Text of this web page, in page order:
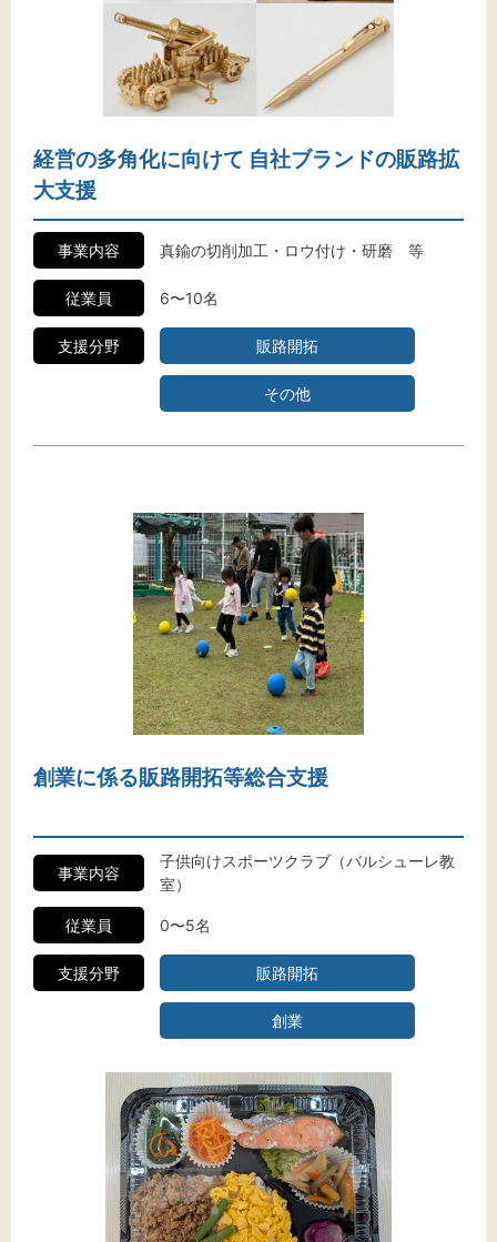
経営の多角化に向けて 自社ブランドの販路拡
大支援
事業内容 真鍮の切削加工・ロウ付け・研磨 等
従業員 6〜10名
支援分野 販路開拓
その他
創業に係る販路開拓等総合支援
事業内容
子供向けスポーツクラブ（バルシューレ教
室）
従業員 0〜5名
支援分野 販路開拓
創業